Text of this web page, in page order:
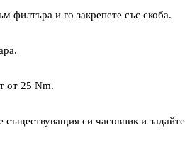
филтъра и го закрепете със скоба.
от 25 Nm.
си часовник и задайте